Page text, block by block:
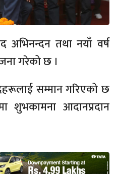
अभिनन्दन तथा नयाँ वर्ष
गरेको छ ।
सम्मान गरिएको छ
शुभकामना आदानप्रदान